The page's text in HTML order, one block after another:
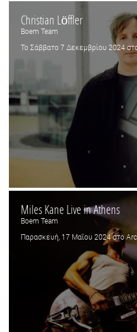
Christian Löffler
Boem Team
Το Σάββατο 7 Δεκεμβρίου 2024
Miles Kane Live in Athens
Boem Team
Παρασκευή, 17 Μαΐου 2024 στο